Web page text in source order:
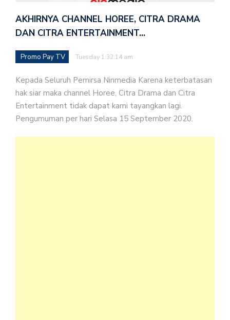
AKHIRNYA CHANNEL HOREE, CITRA DRAMA
DAN CITRA ENTERTAINMENT…
Promo Pay TV Tuesday 1:32:14 am
Kepada Seluruh Pemirsa Ninmedia Karena keterbatasan
hak siar maka channel Horee, Citra Drama dan Citra
Entertainment tidak dapat kami tayangkan lagi.
Pengumuman per hari Selasa 15 September 2020.